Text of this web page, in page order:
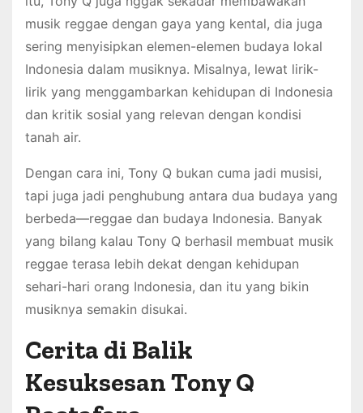
musik reggae dengan gaya yang kental, dia juga
sering menyisipkan elemen-elemen budaya lokal
Indonesia dalam musiknya. Misalnya, lewat lirik-
lirik yang menggambarkan kehidupan di Indonesia
dan kritik sosial yang relevan dengan kondisi
tanah air.
Dengan cara ini, Tony Q bukan cuma jadi musisi,
tapi juga jadi penghubung antara dua budaya yang
berbeda—reggae dan budaya Indonesia. Banyak
yang bilang kalau Tony Q berhasil membuat musik
reggae terasa lebih dekat dengan kehidupan
sehari-hari orang Indonesia, dan itu yang bikin
musiknya semakin disukai.
Cerita di Balik
Kesuksesan Tony Q